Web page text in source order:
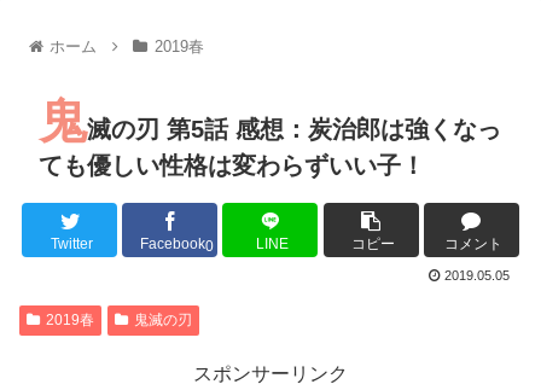
『進撃の巨人』で一番面白いところってｗｗｗｗｗ
るろうに剣心 -明治剣客浪漫譚- 京都動乱 第33話の感想
同盟、帝国、フェザーン。生まれるなら何処がいいか問題！
ホーム 2019春
鬼滅の刃 第5話 感想：炭治郎は強くなっ
ても優しい性格は変わらずいい子！
Twitter Facebook0 LINE コピー コメント
2019.05.05
2019春 鬼滅の刃
スポンサーリンク